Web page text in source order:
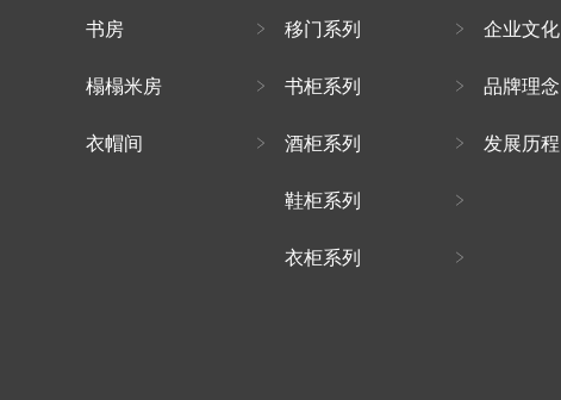
书房
榻榻米房
衣帽间
移门系列
书柜系列
酒柜系列
鞋柜系列
衣柜系列
企业文化
品牌理念
发展历程